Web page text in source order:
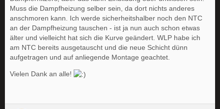
Muss die Dampfheizung selber sein, da dort nichts anderes
anschmoren kann. Ich werde sicherheitshalber noch den NTC
an der Dampfheizung tauschen - ist ja nun auch schon etwas
älter und vielleicht hat sich die Kurve geändert. WLP habe ich
am NTC bereits ausgetauscht und die neue Schicht dünn
aufgetragen und auf anliegende Montage geachtet.
Vielen Dank an alle!